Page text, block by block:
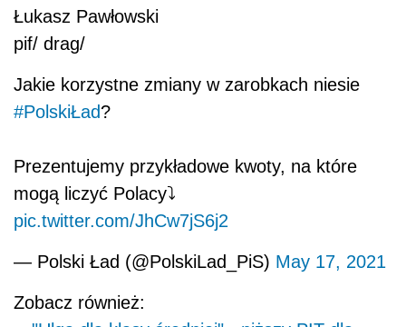
Łukasz Pawłowski
pif/ drag/
Jakie korzystne zmiany w zarobkach niesie
#PolskiŁad?
Prezentujemy przykładowe kwoty, na które
mogą liczyć Polacy⤵️
pic.twitter.com/JhCw7jS6j2
— Polski Ład (@PolskiLad_PiS) May 17, 2021
Zobacz również: